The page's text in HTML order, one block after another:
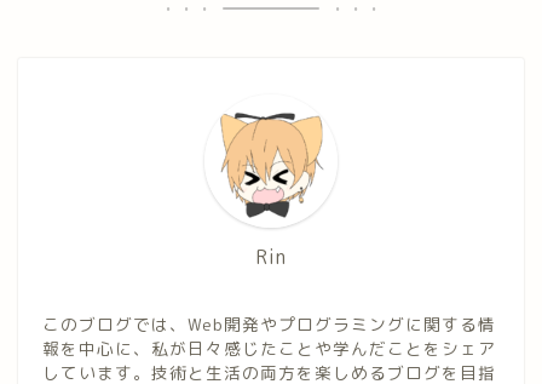
Rin
このブログでは、Web開発やプログラミングに関する情
報を中心に、私が日々感じたことや学んだことをシェア
しています。技術と生活の両方を楽しめるブログを目指